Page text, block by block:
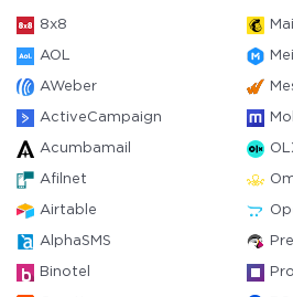
8x8
AOL
AWeber
ActiveCampaign
Acumbamail
Afilnet
Airtable
AlphaSMS
Binotel